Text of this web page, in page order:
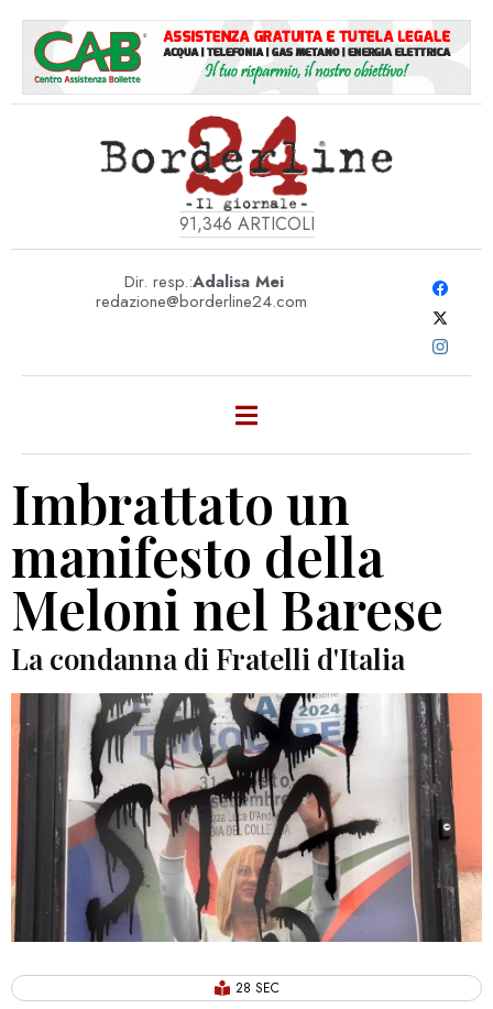
91,346 ARTICOLI
Dir. resp.:Adalisa Mei
redazione@borderline24.com
Imbrattato un
manifesto della
Meloni nel Barese
La condanna di Fratelli d'Italia
28 SEC